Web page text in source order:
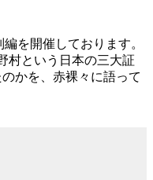
を開催しております。
村という日本の三大証
かを、赤裸々に語って